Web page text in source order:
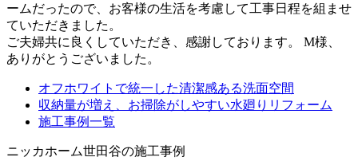
ームだったので、お客様の生活を考慮して工事日程を組ませ
ていただきました。
ご夫婦共に良くしていただき、感謝しております。 M様、
ありがとうございました。
オフホワイトで統一した清潔感ある洗面空間
収納量が増え、お掃除がしやすい水廻りリフォーム
施工事例一覧
ニッカホーム世田谷の施工事例